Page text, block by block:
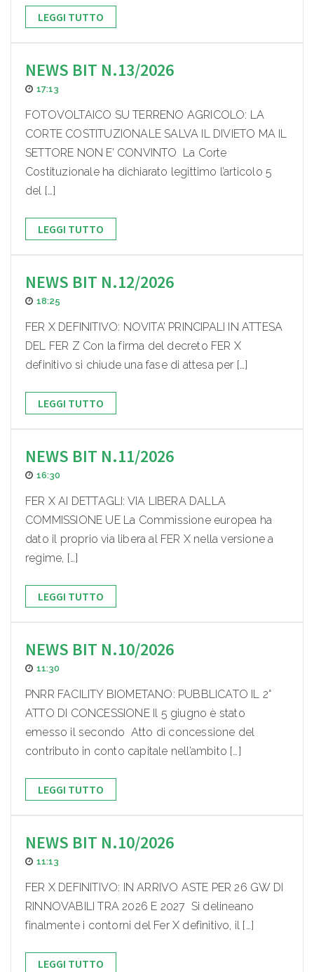
LEGGI TUTTO
NEWS BIT N.13/2026
17:13
FOTOVOLTAICO SU TERRENO AGRICOLO: LA
CORTE COSTITUZIONALE SALVA IL DIVIETO MA IL
SETTORE NON E’ CONVINTO La Corte
Costituzionale ha dichiarato legittimo l’articolo 5
del […]
LEGGI TUTTO
NEWS BIT N.12/2026
18:25
FER X DEFINITIVO: NOVITA’ PRINCIPALI IN ATTESA
DEL FER Z Con la firma del decreto FER X
definitivo si chiude una fase di attesa per […]
LEGGI TUTTO
NEWS BIT N.11/2026
16:30
FER X AI DETTAGLI: VIA LIBERA DALLA
COMMISSIONE UE La Commissione europea ha
dato il proprio via libera al FER X nella versione a
regime, […]
LEGGI TUTTO
NEWS BIT N.10/2026
11:30
PNRR FACILITY BIOMETANO: PUBBLICATO IL 2°
ATTO DI CONCESSIONE Il 5 giugno è stato
emesso il secondo Atto di concessione del
contributo in conto capitale nell’ambito […]
LEGGI TUTTO
NEWS BIT N.10/2026
11:13
FER X DEFINITIVO: IN ARRIVO ASTE PER 26 GW DI
RINNOVABILI TRA 2026 E 2027 Si delineano
finalmente i contorni del Fer X definitivo, il […]
LEGGI TUTTO